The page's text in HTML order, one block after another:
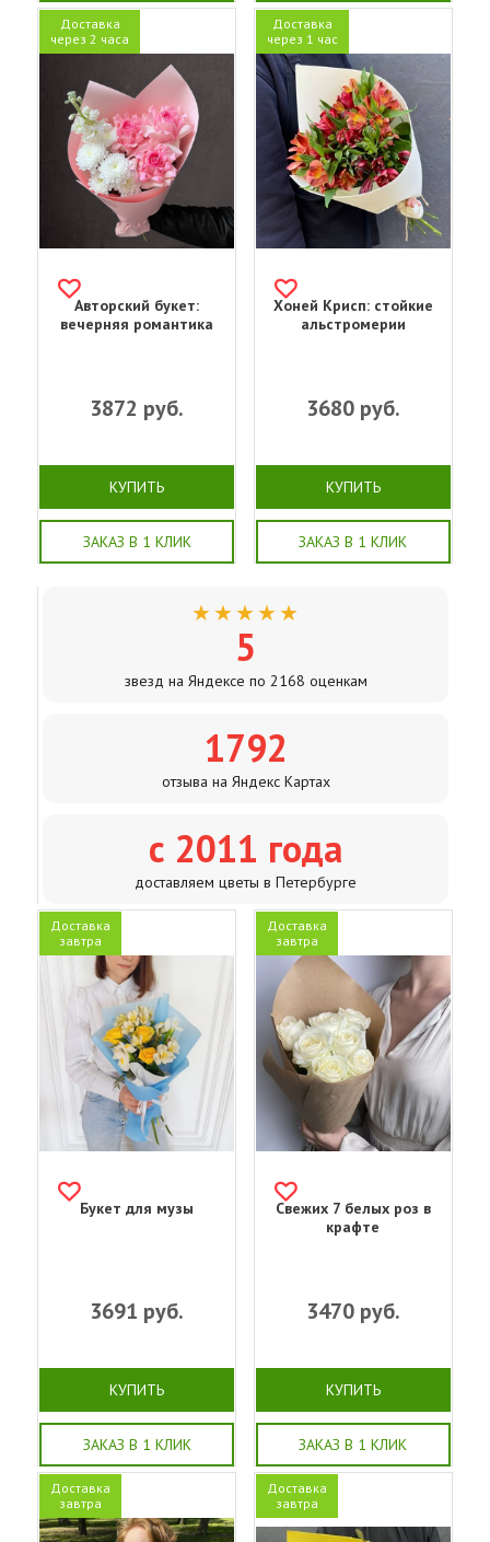
Доставка
через 2 часа
Авторский букет:
вечерняя романтика
3872 руб.
КУПИТЬ
ЗАКАЗ В 1 КЛИК
Доставка
через 1 час
Хоней Крисп: стойкие
альстромерии
3680руб.
КУПИТЬ
ЗАКАЗ В 1 КЛИК
★★★★★
5
звезд на Яндексе по 2168 оценкам
1792
отзыва на Яндекс Картах
с 2011 года
доставляем цветы в Петербурге
Доставка
завтра
Букет для музы
3691 руб.
КУПИТЬ
ЗАКАЗ В 1 КЛИК
Доставка
завтра
Свежих 7 белых роз в
крафте
3470руб.
КУПИТЬ
ЗАКАЗ В 1 КЛИК
Доставка
завтра
Доставка
завтра